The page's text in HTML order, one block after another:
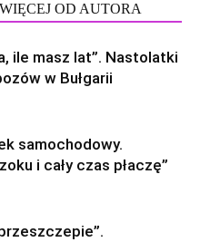
WIĘCEJ OD AUTORA
ile masz lat”. Nastolatki
w Bułgarii
samochodowy.
i cały czas płaczę”